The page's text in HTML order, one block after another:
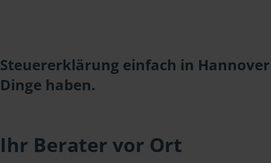
Steuererklärung einfach in
Dinge haben.
Ihr Berater vor Ort